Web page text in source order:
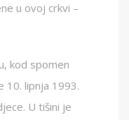
u ovoj crkvi –
kod spomen
10. lipnja 1993.
U tišini je